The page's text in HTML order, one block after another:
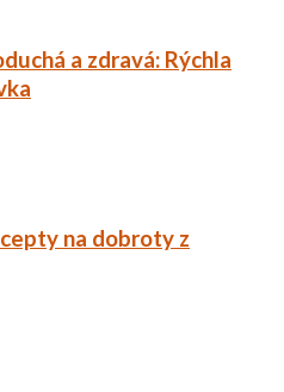
a zdravá: Rýchla
na dobroty z